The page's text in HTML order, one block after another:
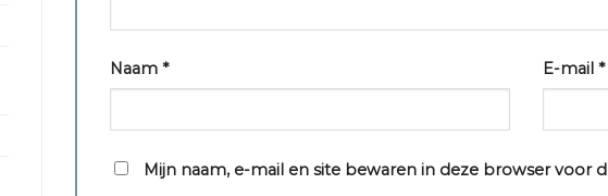
Naam * E-mail*
Mijn naam, e-mail en site bewaren in deze browser voor